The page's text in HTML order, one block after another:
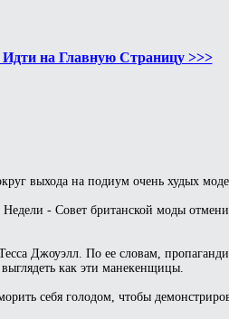
Идти на Главную Страницу >>>
выхода на подиум очень худых
- Совет британской моды
Джоуэлл. По ее словам,
как эти манекенщицы.
себя голодом, чтобы